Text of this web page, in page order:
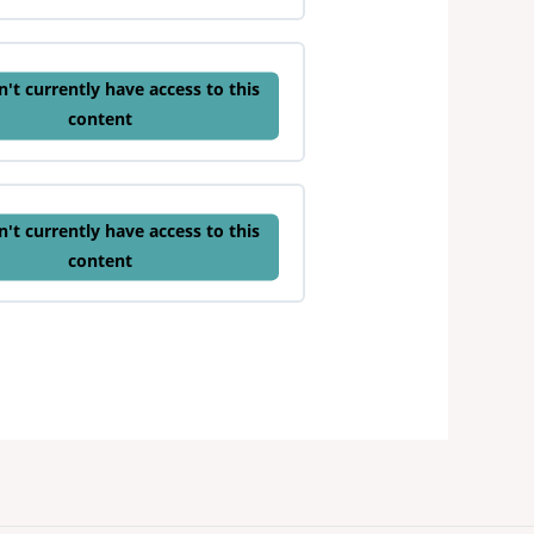
currently have access to this
content
currently have access to this
content